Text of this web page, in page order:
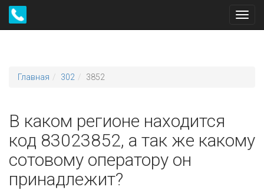
Главная 302 3852
В каком регионе находится
код 83023852, а так же какому
сотовому оператору он
принадлежит?